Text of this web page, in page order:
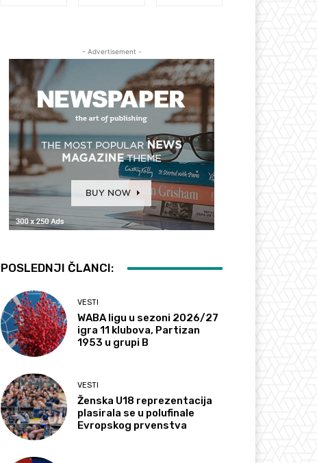
- Advertisement -
POSLEDNJI ČLANCI:
VESTI
WABA ligu u sezoni 2026/27
igra 11 klubova, Partizan
1953 u grupi B
VESTI
Ženska U18 reprezentacija
plasirala se u polufinale
Evropskog prvenstva